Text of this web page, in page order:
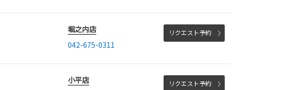
堀之内店
042-675-0311
リクエスト予約
小平店
リクエスト予約